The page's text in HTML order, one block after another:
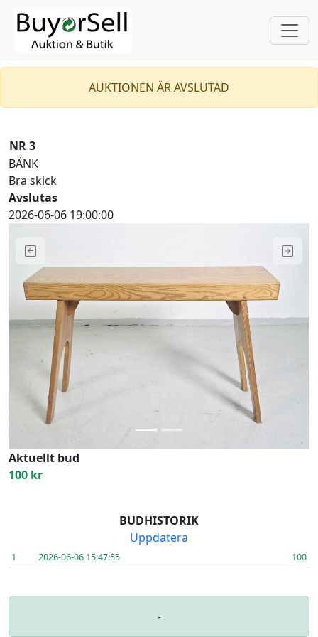
AUKTIONEN ÄR AVSLUTAD
NR 3
BÄNK
Bra skick
Avslutas
2026-06-06 19:00:00
Previous
Aktuellt bud
100 kr
BUDHISTORIK
Uppdatera
1 2026-06-06 15:47:55 100
-